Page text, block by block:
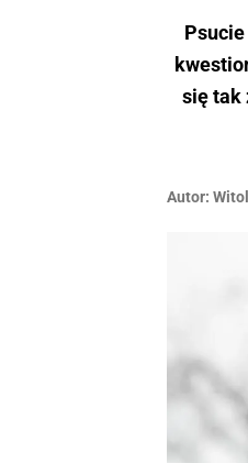
się tak
Autor: